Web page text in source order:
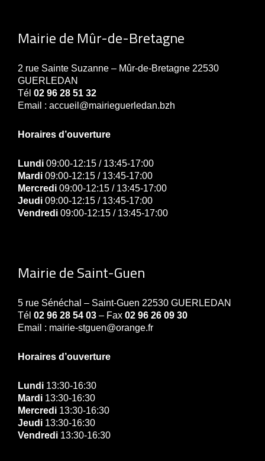
Mairie de Mûr-de-Bretagne
2 rue Sainte Suzanne – Mûr-de-Bretagne 22530
GUERLEDAN
Tél 02 96 28 51 32
Email : accueil@mairieguerledan.bzh
Horaires d’ouverture
Lundi 09:00-12:15 / 13:45-17:00
Mardi 09:00-12:15 / 13:45-17:00
Mercredi 09:00-12:15 / 13:45-17:00
Jeudi 09:00-12:15 / 13:45-17:00
Vendredi 09:00-12:15 / 13:45-17:00
Mairie de Saint-Guen
5 rue Sénéchal – Saint-Guen 22530 GUERLEDAN
Tél 02 96 28 54 03 – Fax 02 96 26 09 30
Email : mairie-stguen@orange.fr
Horaires d’ouverture
Lundi 13:30-16:30
Mardi 13:30-16:30
Mercredi 13:30-16:30
Jeudi 13:30-16:30
Vendredi 13:30-16:30